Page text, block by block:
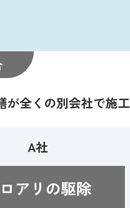
が全くの別会社で施工